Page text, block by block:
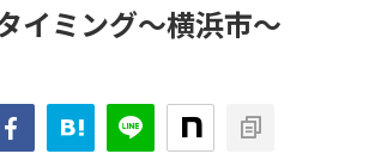
イミング～横浜市～